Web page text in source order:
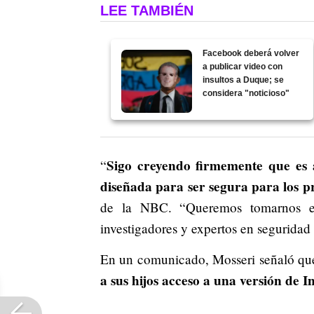
LEE TAMBIÉN
Facebook deberá volver
a publicar video con
insultos a Duque; se
considera "noticioso"
“Sigo creyendo firmemente que
diseñada para ser segura para los
de la NBC. “Queremos tomarnos
investigadores y expertos en
En un comunicado, Mosseri señaló
a sus hijos acceso a una versión de